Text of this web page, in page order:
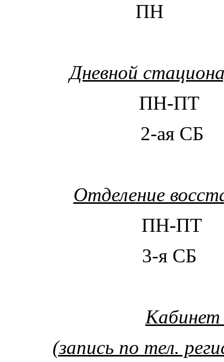
ПН
Дневной
ПН-ПТ
2-ая
Отделение
ПН-ПТ
3-я СБ
Кабинет
(запись по тел.